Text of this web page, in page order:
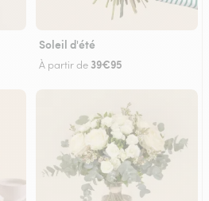
Soleil d'été
À partir de 39€95